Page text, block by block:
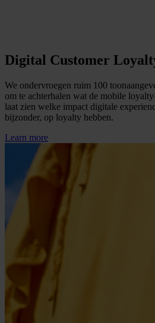
Digital Customer
We ondervroegen ruim 100
om te achterhalen wat de mobile
laat zien welke impact digitale
bijzonder, op loyalty hebben.
Learn more